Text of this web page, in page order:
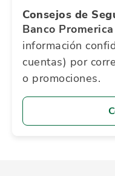
Consejos de
Banco Promerica
información
cuentas) por
o promociones.